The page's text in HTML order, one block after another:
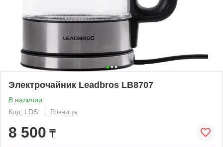
Электрочайник Leadbros LB8707
В наличии
Код: LDS
Розница
8 500 ₸